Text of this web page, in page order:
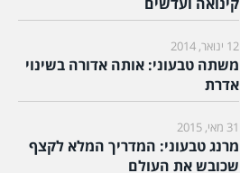
12 ינואר, 2014
משתה טבעוני: אותה אדורה בשינוי
אדרת
31 מאי, 2015
מרנג טבעוני: המדריך המלא לקצף
שכובש את העולם